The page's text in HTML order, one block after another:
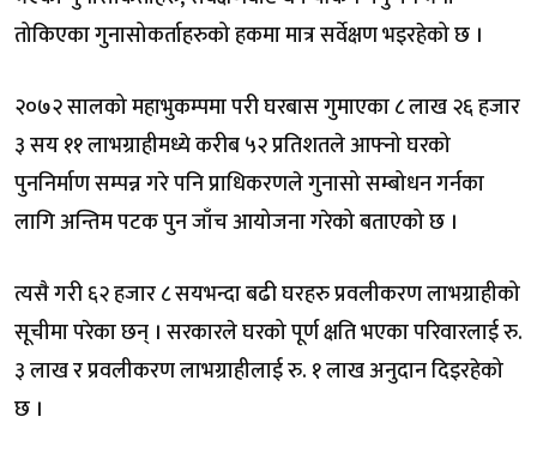
तोकिएका गुनासोकर्ताहरुको हकमा मात्र सर्वेक्षण भइरहेको छ ।
२०७२ सालको महाभुकम्पमा परी घरबास गुमाएका ८ लाख २६ हजार
३ सय ११ लाभग्राहीमध्ये करीब ५२ प्रतिशतले आफ्नो घरको
पुननिर्माण सम्पन्न गरे पनि प्राधिकरणले गुनासो सम्बोधन गर्नका
लागि अन्तिम पटक पुन जाँच आयोजना गरेको बताएको छ ।
त्यसै गरी ६२ हजार ८ सयभन्दा बढी घरहरु प्रवलीकरण लाभग्राहीको
सूचीमा परेका छन् । सरकारले घरको पूर्ण क्षति भएका परिवारलाई रु.
३ लाख र प्रवलीकरण लाभग्राहीलाई रु. १ लाख अनुदान दिइरहेको
छ ।